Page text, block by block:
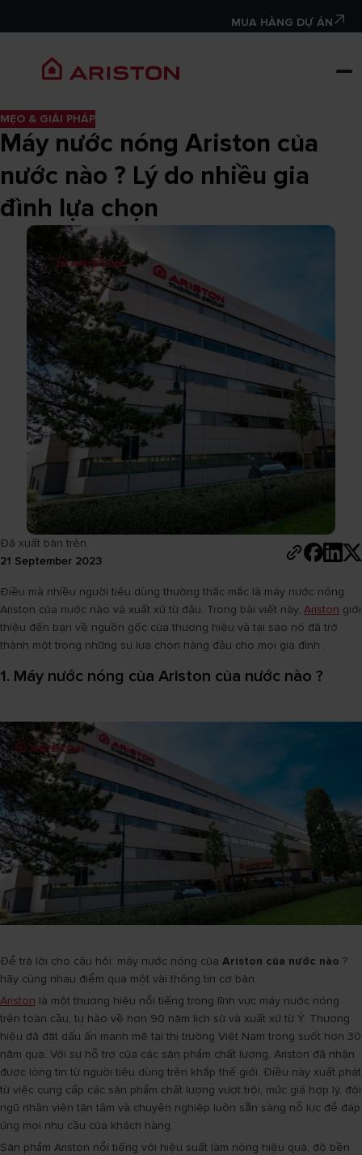
MUA HÀNG DỰ ÁN
MẸO & GIẢI PHÁP
Máy nước nóng Ariston của
nước nào ? Lý do nhiều gia
đình lựa chọn
Đã xuất bản trên
21 September 2023
Điều mà nhiều người tiêu dùng thường thắc mắc là máy nước nóng
Ariston của nước nào và xuất xứ từ đâu. Trong bài viết này, Ariston giới
thiệu đến bạn về nguồn gốc của thương hiệu và tại sao nó đã trở
thành một trong những sự lựa chọn hàng đầu cho mọi gia đình .
1. Máy nước nóng của Ariston của nước nào ?
Để trả lời cho câu hỏi: máy nước nóng của Ariston của nước nào ?
hãy cùng nhau điểm qua một vài thông tin cơ bản.
Ariston là một thương hiệu nổi tiếng trong lĩnh vực máy nước nóng
trên toàn cầu, tự hào về hơn 90 năm lịch sử và xuất xứ từ Ý. Thương
hiệu đã đặt dấu ấn mạnh mẽ tại thị trường Việt Nam trong suốt hơn 30
năm qua. Với sự hỗ trợ của các sản phẩm chất lượng, Ariston đã nhận
được lòng tin từ người tiêu dùng trên khắp thế giới. Điều này xuất phát
từ việc cung cấp các sản phẩm chất lượng vượt trội, mức giá hợp lý, đội
ngũ nhân viên tận tâm và chuyên nghiệp luôn sẵn sàng nỗ lực để đáp
ứng mọi nhu cầu của khách hàng.
Sản phẩm Ariston nổi tiếng với hiệu suất làm nóng hiệu quả, độ bền